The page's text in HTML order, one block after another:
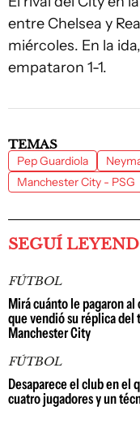
entre Chelsea y
miércoles. En la
empataron 1-1.
TEMAS
Pep Guardiola
Manchester City - PSG
SEGUÍ
FÚTBOL
Mirá cuánto le pagaron
que vendió su réplica del
Manchester City
FÚTBOL
Desaparece el club en el
cuatro jugadores y un